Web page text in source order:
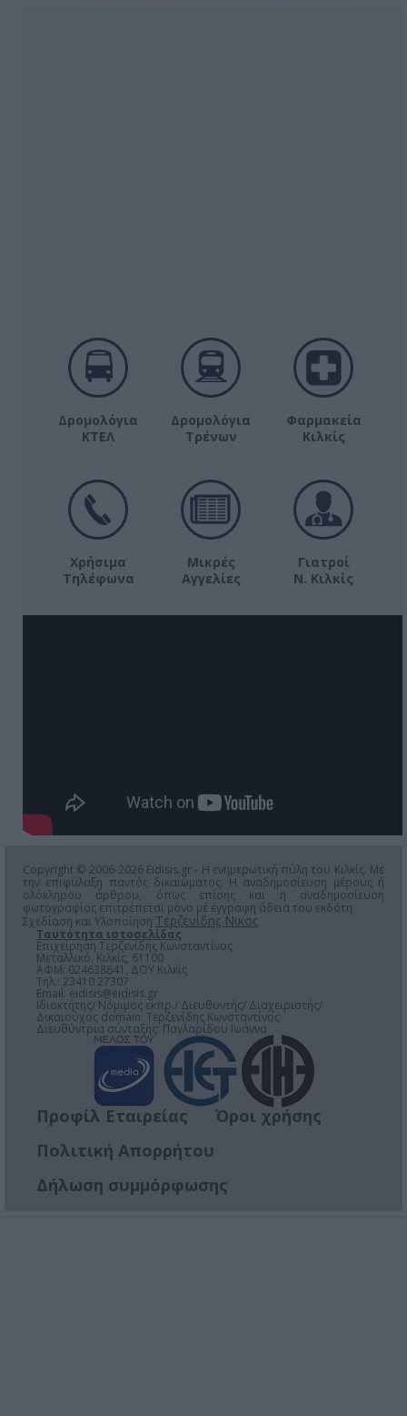
Δρομολόγια
ΚΤΕΛ
Δρομολόγια
Τρένων
Φαρμακεία
Κιλκίς
Χρήσιμα
Τηλέφωνα
Μικρές
Αγγελίες
Γιατροί
Ν. Κιλκίς
Copyright © 2006-2026 Eidisis.gr - Η ενημερωτική πύλη του Κιλκίς. Με
την επιφύλαξη παντός δικαιώματος. Η αναδημοσίευση μέρους ή
ολόκληρου άρθρου, όπως επίσης και η αναδημοσίευση
φωτογραφίας επιτρέπεται μόνο μέ έγγραφη άδεια του εκδότη.
Σχεδίαση και Υλοποίηση Τερζενίδης Νικος
Ταυτότητα ιστοσελίδας
Επιχείρηση Τερζενίδης Κωνσταντίνος
Μεταλλικό, Κιλκίς, 61100
ΑΦΜ: 024638641, ΔΟΥ Κιλκίς
Τηλ.: 23410 27307
Email: eidisis@eidisis.gr
Ιδιοκτήτης/ Νόμιμος εκπρ./ Διευθυντής/ Διαχειριστής/
Δικαιούχος domain: Τερζενίδης Κωνσταντίνος
Διευθύντρια σύνταξης: Παγλαρίδου Ιωάννα
Προφίλ Εταιρείας
Όροι χρήσης
Πολιτική Απορρήτου
Δήλωση συμμόρφωσης